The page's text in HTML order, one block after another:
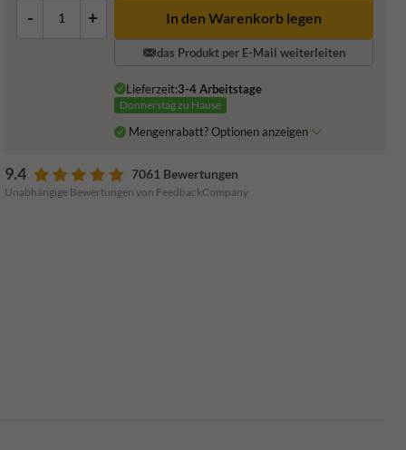
- + In den Warenkorb legen
das Produkt per E-Mail weiterleiten
Lieferzeit:3-4 Arbeitstage
Donnerstag zu Hause
Mengenrabatt? Optionen anzeigen
9.4 7061 Bewertungen
Unabhängige Bewertungen von FeedbackCompany